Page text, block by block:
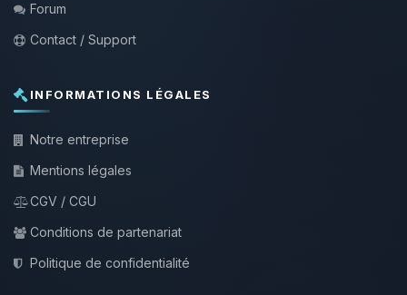
Forum
Contact / Support
INFORMATIONS LÉGALES
Notre entreprise
Mentions légales
CGV / CGU
Conditions de partenariat
Politique de confidentialité